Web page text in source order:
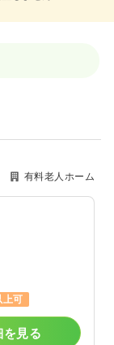
有料老人ホーム
上可
を見る